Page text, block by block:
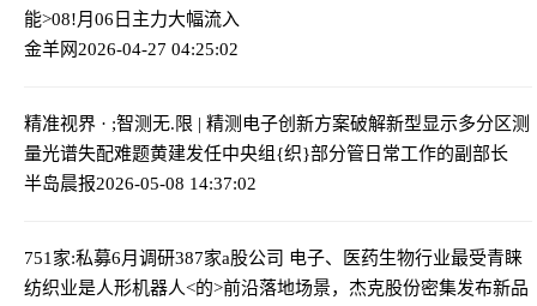
能>08!月06日主力大幅流入
金羊网2026-04-27 04:25:02
精准视界 · ;智测无.限 | 精测电子创新方案破解新型显示多分区测
量光谱失配难题黄建发任中央组{织}部分管日常工作的副部长
半岛晨报2026-05-08 14:37:02
751家:私募6月调研387家a股公司 电子、医药生物行业最受青睐
纺织业是人形机器人<的>前沿落地场景，杰克股份密集发布新品